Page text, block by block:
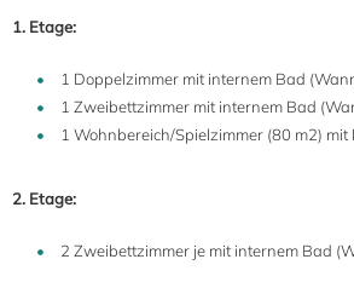
1. Etage:
1 Doppelzimmer mit internem Bad
1 Zweibettzimmer mit internem Bad
1 Wohnbereich/Spielzimmer (80 m2) mit
2. Etage:
2 Zweibettzimmer je mit internem Bad